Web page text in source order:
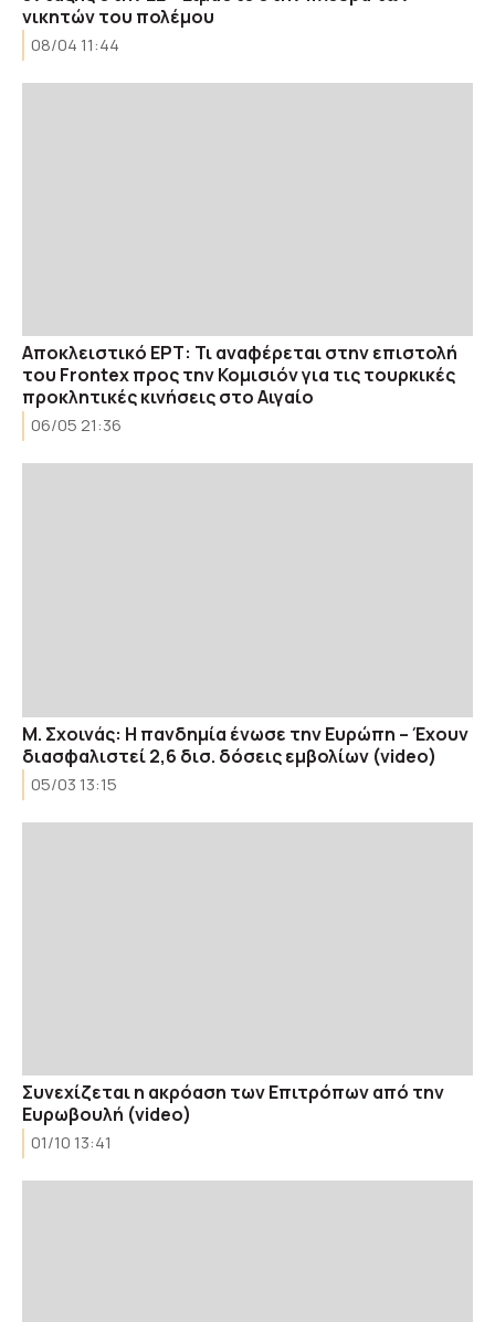
νικητών του πολέμου
08/04 11:44
Αποκλειστικό ΕΡΤ: Τι αναφέρεται στην επιστολή
του Frontex προς την Κομισιόν για τις τουρκικές
προκλητικές κινήσεις στο Αιγαίο
06/05 21:36
Μ. Σχοινάς: Η πανδημία ένωσε την Ευρώπη – Έχουν
διασφαλιστεί 2,6 δισ. δόσεις εμβολίων (video)
05/03 13:15
Συνεχίζεται η ακρόαση των Επιτρόπων από την
Ευρωβουλή (video)
01/10 13:41